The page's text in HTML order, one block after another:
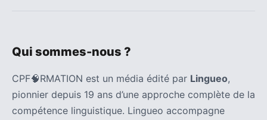
Qui sommes-nous ?
CPF🧠RMATION est un média édité par Lingueo,
pionnier depuis 19 ans d’une approche complète de la
compétence linguistique. Lingueo accompagne